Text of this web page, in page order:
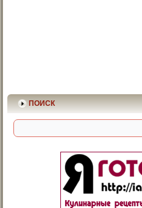
ПОИСК